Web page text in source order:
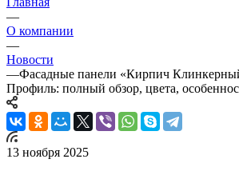
—
О компании
—
Новости
—Фасадные панели «Кирпич
Профиль: полный обзор, цвета,
13 ноября 2025